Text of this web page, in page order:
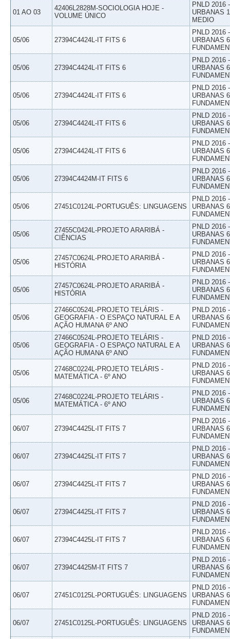
01 AO 03
42406L2828M-SOCIOLOGIA HOJE -
VOLUME ÚNICO
PNLD 2016
URBANAS
MEDIO
05/06 27394C4424L-IT FITS 6
PNLD 2016
URBANAS
05/06 27394C4424L-IT FITS 6
PNLD 2016
URBANAS
05/06 27394C4424L-IT FITS 6
PNLD 2016
URBANAS
05/06 27394C4424L-IT FITS 6
PNLD 2016
URBANAS
05/06 27394C4424L-IT FITS 6
PNLD 2016
URBANAS
05/06 27394C4424M-IT FITS 6
PNLD 2016
URBANAS
05/06 27451C0124L-PORTUGUÊS: LINGUAGENS
PNLD 2016
URBANAS
05/06
27455C0424L-PROJETO ARARIBÁ -
CIÊNCIAS
PNLD 2016
URBANAS
05/06
27457C0624L-PROJETO ARARIBÁ -
HISTÓRIA
PNLD 2016
URBANAS
05/06
27457C0624L-PROJETO ARARIBÁ -
HISTÓRIA
PNLD 2016
URBANAS
05/06
27466C0524L-PROJETO TELÁRIS -
GEOGRAFIA - O ESPAÇO NATURAL E A
AÇÃO HUMANA 6º ANO
PNLD 2016
URBANAS
05/06
27466C0524L-PROJETO TELÁRIS -
GEOGRAFIA - O ESPAÇO NATURAL E A
AÇÃO HUMANA 6º ANO
PNLD 2016
URBANAS
05/06
27468C0224L-PROJETO TELÁRIS -
MATEMÁTICA - 6º ANO
PNLD 2016
URBANAS
05/06
27468C0224L-PROJETO TELÁRIS -
MATEMÁTICA - 6º ANO
PNLD 2016
URBANAS
06/07 27394C4425L-IT FITS 7
PNLD 2016
URBANAS
06/07 27394C4425L-IT FITS 7
PNLD 2016
URBANAS
06/07 27394C4425L-IT FITS 7
PNLD 2016
URBANAS
06/07 27394C4425L-IT FITS 7
PNLD 2016
URBANAS
06/07 27394C4425L-IT FITS 7
PNLD 2016
URBANAS
06/07 27394C4425M-IT FITS 7
PNLD 2016
URBANAS
06/07 27451C0125L-PORTUGUÊS: LINGUAGENS
PNLD 2016
URBANAS
06/07 27451C0125L-PORTUGUÊS: LINGUAGENS
PNLD 2016
URBANAS